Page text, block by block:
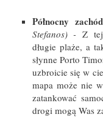
Północny zachód
Stefanos) - Z
długie plaże, a
słynne Porto
uzbroicie się w
mapa może nie
zatankować
drogi mogą Was